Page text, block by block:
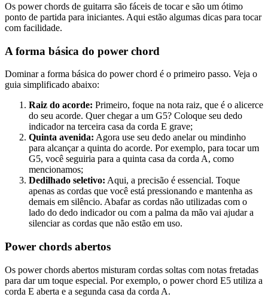
Os power chords de guitarra são fáceis de tocar e são um ótimo
ponto de partida para iniciantes. Aqui estão algumas dicas para tocar
com facilidade.
A forma básica do power chord
Dominar a forma básica do power chord é o primeiro passo. Veja o
guia simplificado abaixo:
Raiz do acorde: Primeiro, foque na nota raiz, que é o alicerce
do seu acorde. Quer chegar a um G5? Coloque seu dedo
indicador na terceira casa da corda E grave;
Quinta avenida: Agora use seu dedo anelar ou mindinho
para alcançar a quinta do acorde. Por exemplo, para tocar um
G5, você seguiria para a quinta casa da corda A, como
mencionamos;
Dedilhado seletivo: Aqui, a precisão é essencial. Toque
apenas as cordas que você está pressionando e mantenha as
demais em silêncio. Abafar as cordas não utilizadas com o
lado do dedo indicador ou com a palma da mão vai ajudar a
silenciar as cordas que não estão em uso.
Power chords abertos
Os power chords abertos misturam cordas soltas com notas fretadas
para dar um toque especial. Por exemplo, o power chord E5 utiliza a
corda E aberta e a segunda casa da corda A.